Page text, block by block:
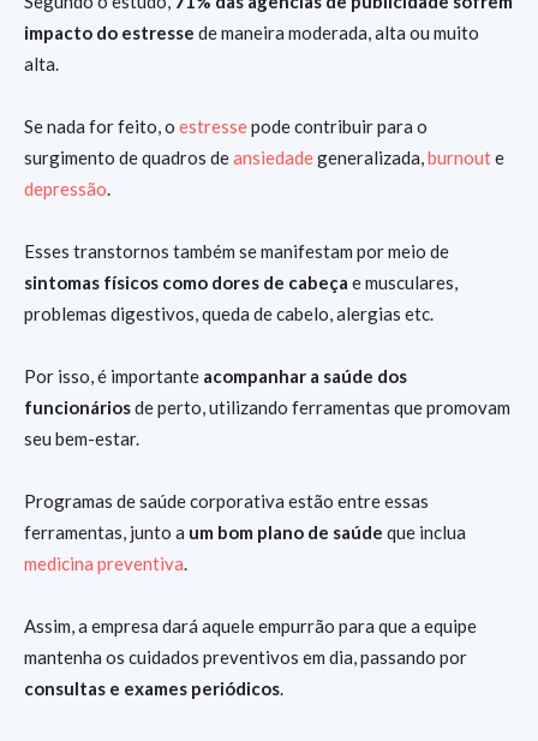
impacto do estresse de maneira moderada, alta ou muito
alta.
Se nada for feito, o estressepode contribuir para o
surgimento de quadros deansiedadegeneralizada,burnoute
depressão.
Esses transtornos também se manifestam por meio de
sintomas físicos como dores de cabeça e musculares,
problemas digestivos, queda de cabelo, alergias etc.
Por isso, é importante acompanhar a saúde dos
funcionáriosde perto, utilizando ferramentas que promovam
seu bem-estar.
Programas de saúde corporativa estão entre essas
ferramentas, junto a um bom plano de saúde que inclua
medicina preventiva.
Assim, a empresa dará aquele empurrão para que a equipe
mantenha os cuidados preventivos em dia, passando por
consultas e exames periódicos.